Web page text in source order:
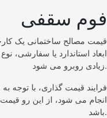
فوم سقفی
قیمت مصالح ساختمانی یک
ابعاد استاندارد یا سفارشی،
زیادی روبرو می شود.
فرایند قیمت گذاری، با توجه
انجام می شود، از این رو
باشد.